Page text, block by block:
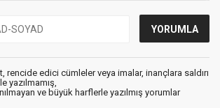
rencide edici cümleler veya imalar, inançlara saldırı
yazılmamış,
ve büyük harflerle yazılmış yorumlar